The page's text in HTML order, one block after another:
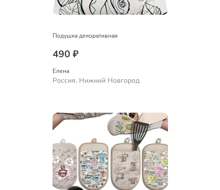
Подушка декоративная
490 ₽
Елена
Россия, Нижний Новгород